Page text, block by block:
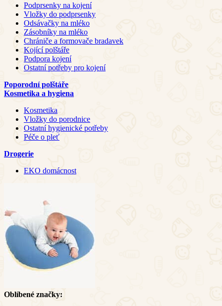
Podprsenky na kojení
Vložky do podprsenky
Odsávačky na mléko
Zásobníky na mléko
Chrániče a formovače bradavek
Kojící polštáře
Podpora kojení
Ostatní potřeby pro kojení
Poporodní polštáře
Kosmetika a hygiena
Kosmetika
Vložky do porodnice
Ostatní hygienické potřeby
Péče o pleť
Drogerie
EKO domácnost
Oblíbené značky: